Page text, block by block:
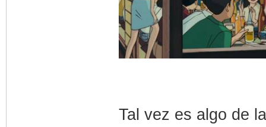
Tal vez es algo de